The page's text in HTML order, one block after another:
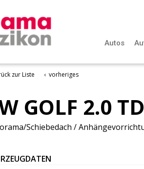
Autos
zur Liste vorheriges
GOLF 2.0
Schiebedach /